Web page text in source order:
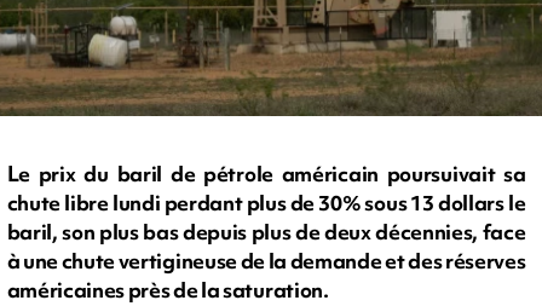
Le prix du baril de pétrole américain poursuivait sa
chute libre lundi perdant plus de 30% sous 13 dollars le
baril, son plus bas depuis plus de deux décennies, face
à une chute vertigineuse de la demande et des réserves
américaines près de la saturation.